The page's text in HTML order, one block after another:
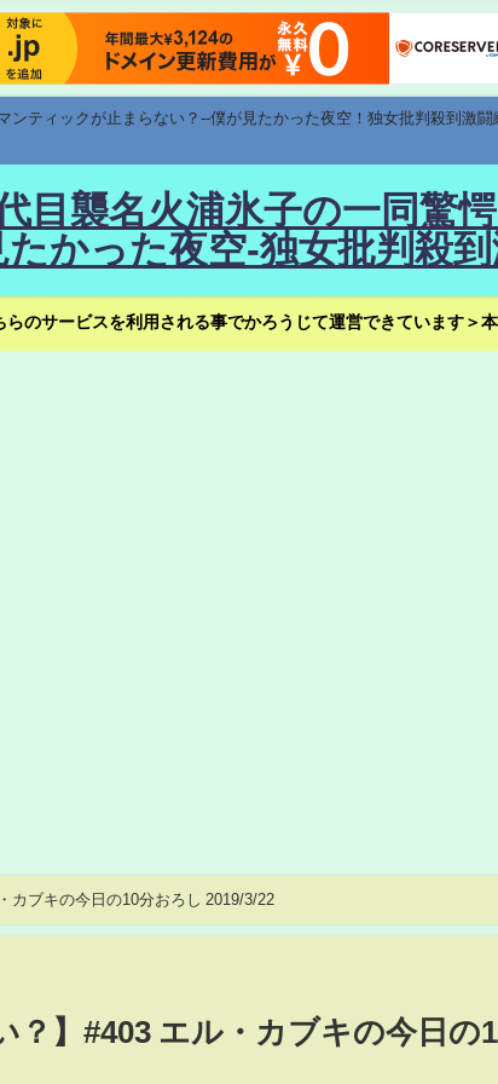
ティックが止まらない？--僕が見たかった夜空！独女批判殺到激
目襲名火浦氷子の一同驚
かった夜空-独女批判殺
のサービスを利用される事でかろうじて運営できています＞
カブキの今日の10分おろし 2019/3/22
？】#403 エル・カブキの今日の